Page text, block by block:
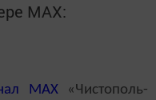
MАХ:
MAX«Чистополь-